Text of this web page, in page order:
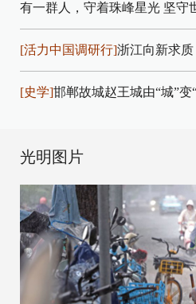
有一群人，守着珠峰星光 坚守
[活力中国调研行]浙江向新求
[史学]邯郸故城赵王城由“城”变
光明图片